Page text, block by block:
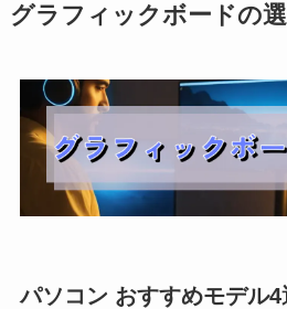
グラフィックボードの
パソコン おすすめモデル4